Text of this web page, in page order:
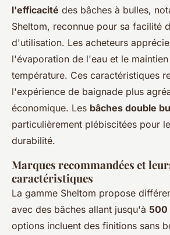
l'efficacité des bâches à bulles,
Sheltom, reconnue pour sa facilité
d'utilisation. Les acheteurs
l'évaporation de l'eau et le
température. Ces caractéristiques
l'expérience de baignade plus
économique. Les bâches double
particulièrement plébiscitées pour
durabilité.
Marques recommandées et
caractéristiques
La gamme Sheltom propose
avec des bâches allant jusqu'à 500
options incluent des finitions sans